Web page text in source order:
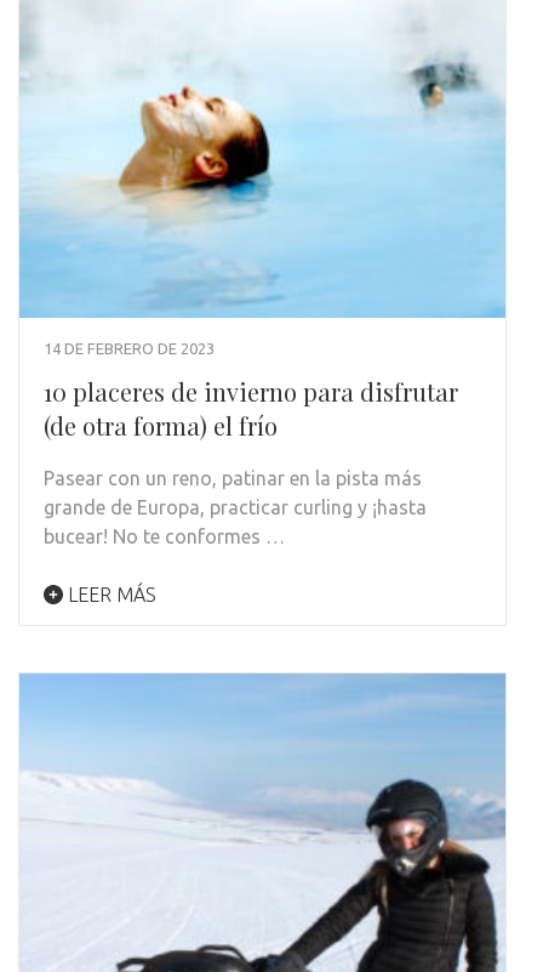
14 DE FEBRERO DE 2023
10 placeres de invierno para disfrutar
(de otra forma) el frío
Pasear con un reno, patinar en la pista más
grande de Europa, practicar curling y ¡hasta
bucear! No te conformes …
LEER MÁS